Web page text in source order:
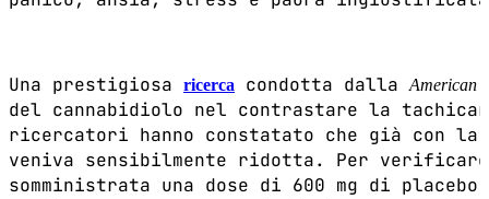
Una prestigiosa ricerca condotta dallaAmerican
del cannabidiolo nel contrastare la
ricercatori hanno constatato che già con la
veniva sensibilmente ridotta. Per
somministrata una dose di 600 mg di